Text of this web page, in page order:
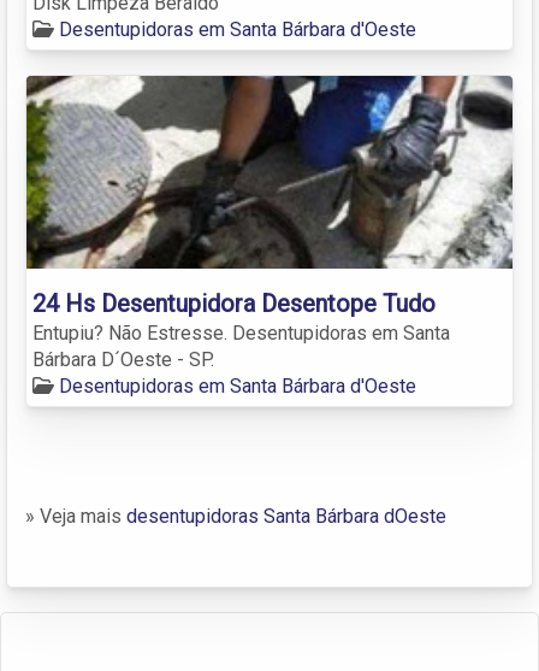
Desentupidoras em Santa Bárbara d'Oeste
24 Hs Desentupidora Desentope Tudo
Entupiu? Não Estresse. Desentupidoras em Santa
Bárbara D´Oeste - SP.
Desentupidoras em Santa Bárbara d'Oeste
» Veja mais desentupidoras Santa Bárbara dOeste